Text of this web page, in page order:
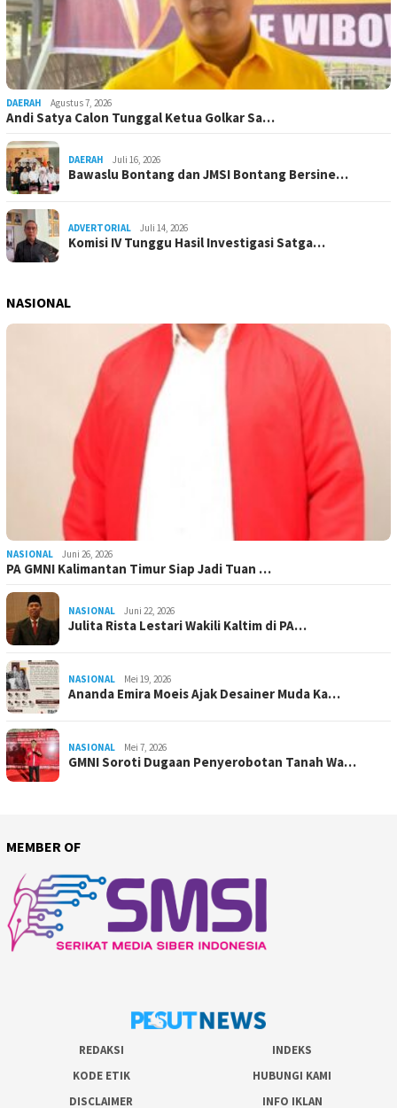
DAERAH Agustus 7, 2026
Andi Satya Calon Tunggal Ketua Golkar Sa…
DAERAH Juli 16, 2026
Bawaslu Bontang dan JMSI Bontang Bersine…
ADVERTORIAL Juli 14, 2026
Komisi IV Tunggu Hasil Investigasi Satga…
NASIONAL
NASIONAL Juni 26, 2026
PA GMNI Kalimantan Timur Siap Jadi Tuan …
NASIONAL Juni 22, 2026
Julita Rista Lestari Wakili Kaltim di PA…
NASIONAL Mei 19, 2026
Ananda Emira Moeis Ajak Desainer Muda Ka…
NASIONAL Mei 7, 2026
GMNI Soroti Dugaan Penyerobotan Tanah Wa…
MEMBER OF
REDAKSI
INDEKS
KODE ETIK
HUBUNGI KAMI
DISCLAIMER
INFO IKLAN